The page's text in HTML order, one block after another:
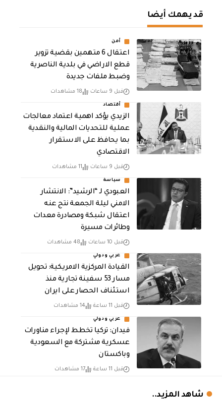
قد يهمك أيضا
أمن
اعتقال 6 متهمين بقضية تزوير
قطع الاراضي في بلدية الناصرية
وضبط ملفات جديدة
قبل 9 ساعات 18 مشاهدات
أقتصاد
الزيدي يؤكد اهمية اعتماد معالجات
عملية للتحديات المالية والنقدية
بما يحافظ على الاستقرار
الاقتصادي
قبل 9 ساعات 11 مشاهدات
سياسة
العبودي لـ “الرشيد”: الانتشار
الامني ليلة الجمعة نتج عنه
اعتقال شبكة ومصادرة معدات
وطائرات مسيرة
قبل 10 ساعات 48 مشاهدات
عربي ودولي
القيادة المركزية الامريكية: تحويل
مسار 53 سفينة تجارية منذ
استئناف الحصار على ايران
قبل 11 ساعة 14 مشاهدات
عربي ودولي
فيدان: تركيا تخطط لإجراء مناورات
عسكرية مشتركة مع السعودية
وباكستان
قبل 11 ساعة 17 مشاهدات
شاهد المزيد..